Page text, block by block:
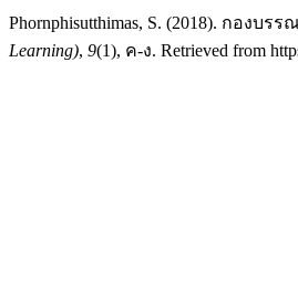
Phornphisutthimas, S. (2018). กองบร
Learning), 9(1), ค-ง. Retrieved from